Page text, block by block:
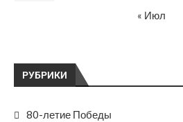
РУБРИКИ
80-летие Победы
« Июл